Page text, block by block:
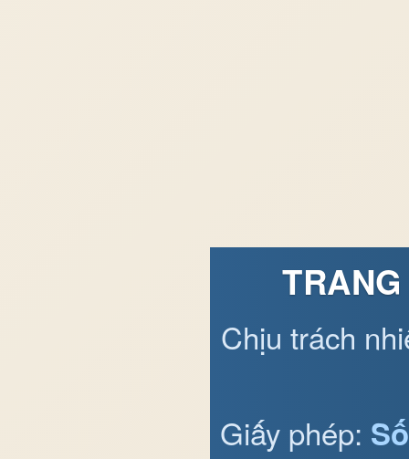
Chịu trách
Giấy phép: